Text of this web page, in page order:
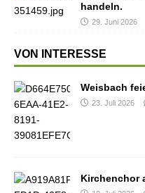
handeln.
29. Juni 2026
VON INTERESSE
Weisbach
23. Juli 2026
Kirchenchor